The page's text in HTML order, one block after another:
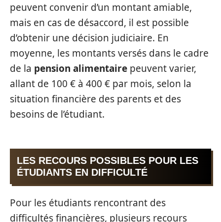
peuvent convenir d’un montant amiable,
mais en cas de désaccord, il est possible
d’obtenir une décision judiciaire. En
moyenne, les montants versés dans le cadre
de la pension alimentaire peuvent varier,
allant de 100 € à 400 € par mois, selon la
situation financière des parents et des
besoins de l’étudiant.
LES RECOURS POSSIBLES POUR LES
ÉTUDIANTS EN DIFFICULTÉ
Pour les étudiants rencontrant des
difficultés financières, plusieurs recours